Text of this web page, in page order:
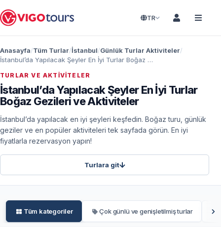
TR
Anasayfa Tüm Turlar İstanbul Günlük Turlar Aktiviteler
İstanbul’da Yapılacak Şeyler En İyi Turlar Boğaz Gezileri ve Aktiviteler
TURLAR VE AKTIVITELER
İstanbul’da Yapılacak Şeyler En İyi Turlar
Boğaz Gezileri ve Aktiviteler
İstanbul’da yapılacak en iyi şeyleri keşfedin. Boğaz turu, günlük
geziler ve en popüler aktiviteleri tek sayfada görün. En iyi
fiyatlarla rezervasyon yapın!
Turlara git
Tüm kategoriler Çok günlü ve genişletilmiş turlar